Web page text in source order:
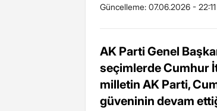
Güncelleme: 07.06.2026 - 22:11
AK Parti Genel
seçimlerde Cumhur
milletin AK Parti,
güveninin devam